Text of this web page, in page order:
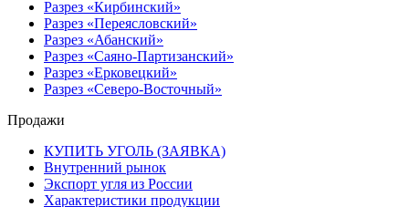
Разрез «Кирбинский»
Разрез «Переясловский»
Разрез «Абанский»
Разрез «Саяно-Партизанский»
Разрез «Ерковецкий»
Разрез «Северо-Восточный»
Продажи
КУПИТЬ УГОЛЬ (ЗАЯВКА)
Внутренний рынок
Экспорт угля из России
Характеристики продукции